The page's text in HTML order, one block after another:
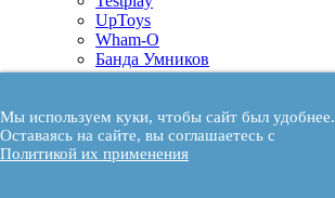
UpToys
Wham-O
Банда Умников
Бумбарам
ВКФ
Время Игры
Дубль 2
Мы используем куки, чтобы сайт был удобнее.
Оставаясь на сайте, вы соглашаетесь с
Политикой их применения